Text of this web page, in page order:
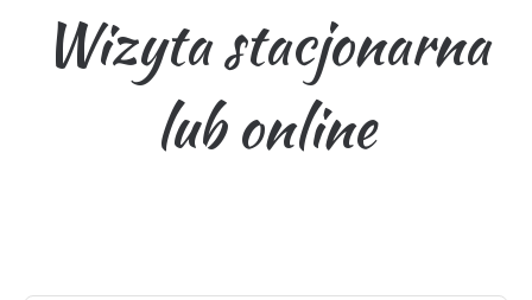
Wizyta stacjonarna
lub online